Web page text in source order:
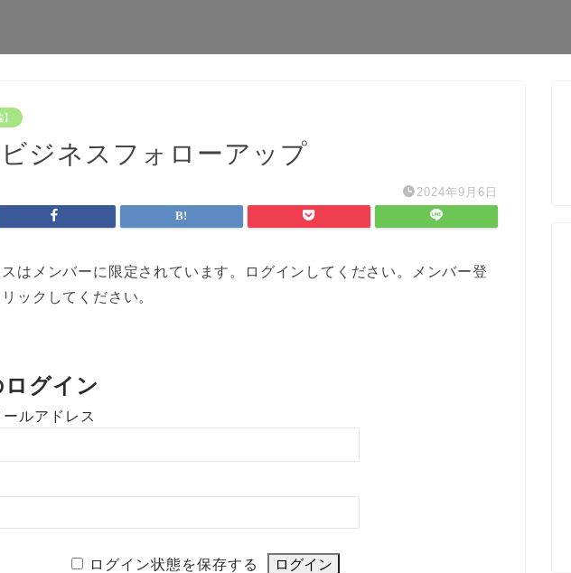
ジネスフォローアップ
2024年9月6日
はメンバーに限定されています。ログインしてください。メンバー登
ックしてください。
ログイン
ルアドレス
ログイン状態を保存する